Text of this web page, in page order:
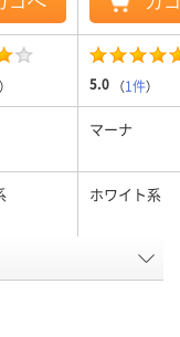
） 5.0 （1件）
マーナ
ホワイト系
所